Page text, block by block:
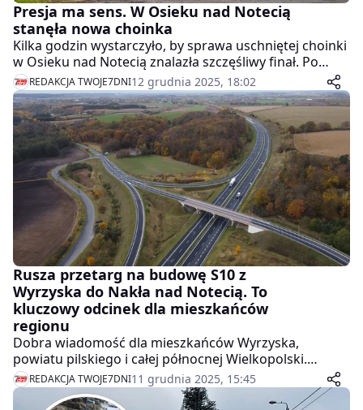
Presja ma sens. W Osieku nad Notecią
stanęła nowa choinka
Kilka godzin wystarczyło, by sprawa uschniętej choinki
w Osieku nad Notecią znalazła szczęśliwy finał. Po
publikacji artykułu i reakcji mieszkańców władze gminy
szybko wymieniły świąteczne drzewko na nowe.
REDAKCJA TWOJE7DNI12 grudnia 2025, 18:02
Rusza przetarg na budowę S10 z
Wyrzyska do Nakła nad Notecią. To
kluczowy odcinek dla mieszkańców
regionu
Dobra wiadomość dla mieszkańców Wyrzyska,
powiatu pilskiego i całej północnej Wielkopolski.
Generalna Dyrekcja Dróg Krajowych i Autostrad
ogłosiła przetarg na projekt i budowę nowego odcinka
REDAKCJA TWOJE7DNI11 grudnia 2025, 15:45